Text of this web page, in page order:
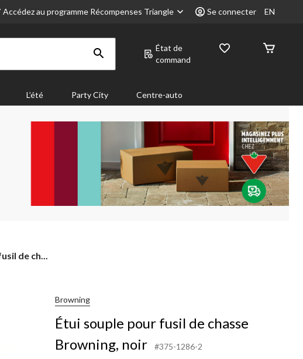
Accédez au programme Récompenses Triangle Se connecter EN
État de
command
L’été Party City Centre-auto
de ch...
Browning
Étui souple pour fusil de chasse
Browning, noir
#375-1286-2